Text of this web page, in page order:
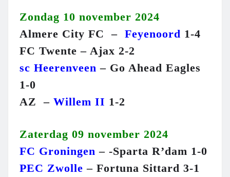
Zondag 10 november 2024
Almere City FC – Feyenoord 1-4
FC Twente – Ajax 2-2
sc Heerenveen – Go Ahead Eagles
1-0
AZ – Willem II 1-2
Zaterdag 09 november 2024
FC Groningen – -Sparta R’dam 1-0
PEC Zwolle – Fortuna Sittard 3-1